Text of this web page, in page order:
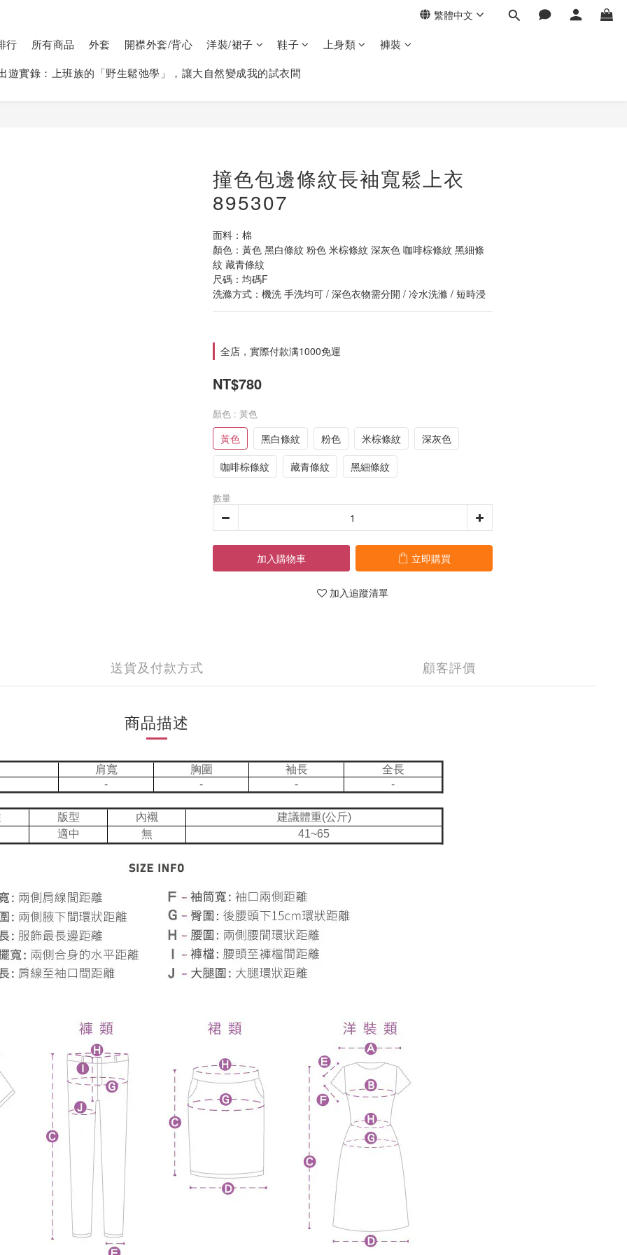
繁體中文
行 所有商品 外套 開襟外套/背心 洋裝/裙子 鞋子 上身類
褲裝
遊實錄：上班族的「野生鬆弛學」，讓大自然變成我的試衣間
撞色包邊條紋長袖寬鬆上衣
895307
面料：棉
顏色：黃色 黑白條紋 粉色 米棕條紋 深灰色 咖啡棕條紋 黑細條
紋 藏青條紋
尺碼：均碼F
洗滌方式：機洗 手洗均可 / 深色衣物需分開 / 冷水洗滌 / 短時浸
全店，實際付款满1000免運
NT$780
顏色 : 黃色
黃色 黑白條紋 粉色 米棕條紋
深灰色
咖啡棕條紋
藏青條紋 黑細條紋
數量
加入購物車 立即購買
加入追蹤清單
送貨及付款方式 顧客評價
商品描述
肩寬 胸圍 袖長
全長
-
- - -
版型 內襯
建議體重(公斤)
適中
無 41~65